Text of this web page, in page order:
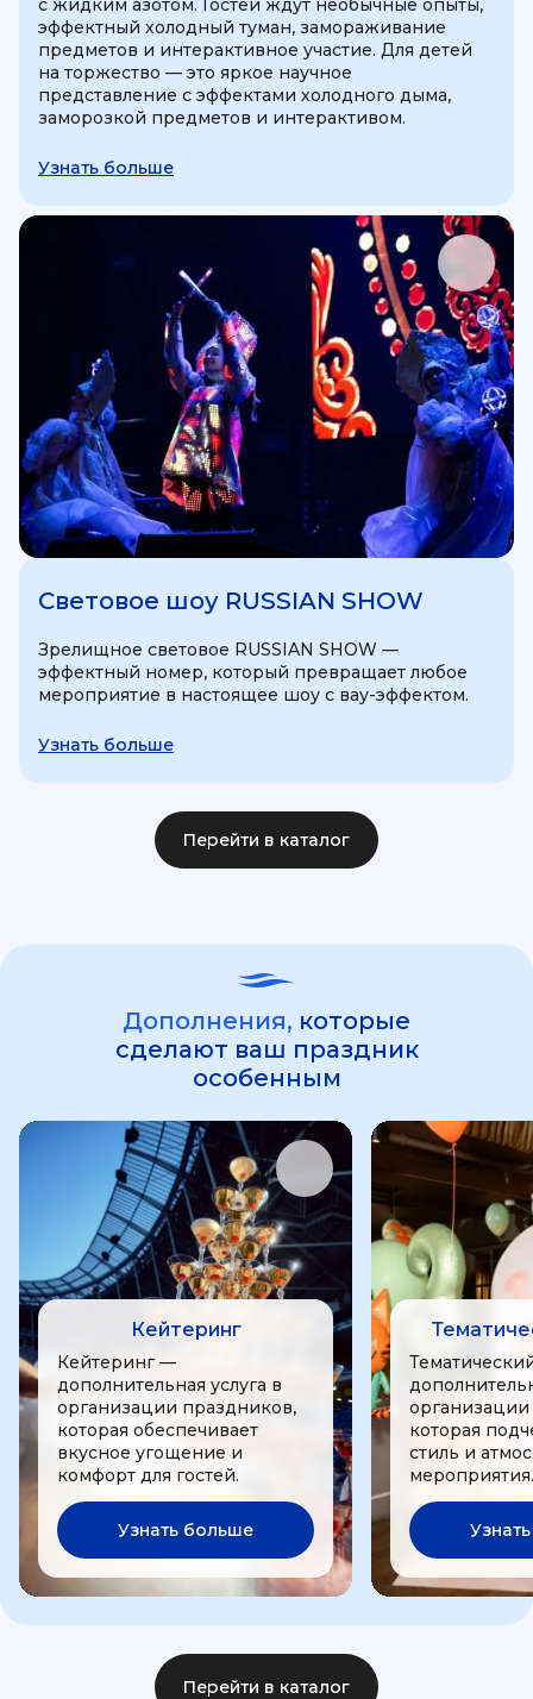
с жидким азотом. Гостей ждут необычные опыты,
эффектный холодный туман, замораживание
предметов и интерактивное участие. Для детей
на торжество — это яркое научное
представление с эффектами холодного дыма,
заморозкой предметов и интерактивом.
Узнать больше
Световое шоу RUSSIAN SHOW
Зрелищное световое RUSSIAN SHOW —
эффектный номер, который превращает любое
мероприятие в настоящее шоу с вау-эффектом.
Узнать больше
Перейти в каталог
Дополнения, которые
сделают ваш праздник
особенным
Кейтеринг
Кейтеринг —
дополнительная услуга в
организации праздников,
которая обеспечивает
вкусное угощение и
комфорт для гостей.
Узнать больше
которая
стиль и
мероприятия.
Перейти в каталог